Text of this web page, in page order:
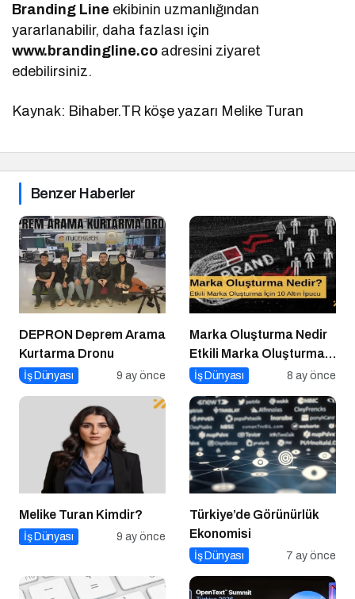
Branding Line ekibinin uzmanlığından
yararlanabilir, daha fazlası için
www.brandingline.co adresini ziyaret
edebilirsiniz.
Kaynak: Bihaber.TR köşe yazarı Melike Turan
Benzer Haberler
DEPRON Deprem Arama
Kurtarma Dronu
İş Dünyası 9 ay önce
Marka Oluşturma Nedir
Etkili Marka Oluşturma
için 10 Altın İpucu
İş Dünyası 8 ay önce
Melike Turan Kimdir?
İş Dünyası 9 ay önce
Türkiye’de Görünürlük
Ekonomisi
İş Dünyası 7 ay önce